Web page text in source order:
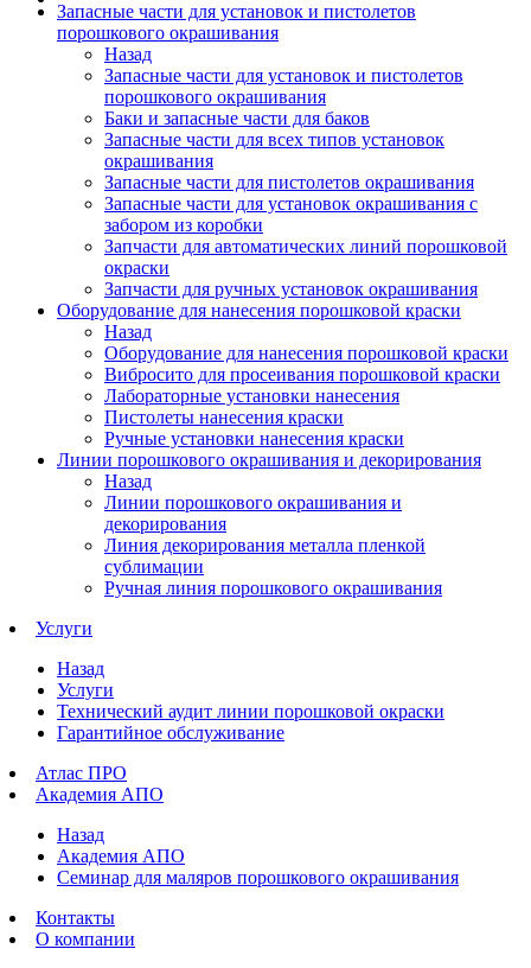
Запасные части для установок и пистолетов
порошкового окрашивания
Назад
Запасные части для установок и пистолетов
порошкового окрашивания
Баки и запасные части для баков
Запасные части для всех типов установок
окрашивания
Запасные части для пистолетов окрашивания
Запасные части для установок окрашивания с
забором из коробки
Запчасти для автоматических линий порошковой
окраски
Запчасти для ручных установок окрашивания
Оборудование для нанесения порошковой краски
Назад
Оборудование для нанесения порошковой краски
Вибросито для просеивания порошковой краски
Лабораторные установки нанесения
Пистолеты нанесения краски
Ручные установки нанесения краски
Линии порошкового окрашивания и декорирования
Назад
Линии порошкового окрашивания и
декорирования
Линия декорирования металла пленкой
сублимации
Ручная линия порошкового окрашивания
Услуги
Назад
Услуги
Технический аудит линии порошковой окраски
Гарантийное обслуживание
Атлас ПРО
Академия АПО
Назад
Академия АПО
Семинар для маляров порошкового окрашивания
Контакты
О компании